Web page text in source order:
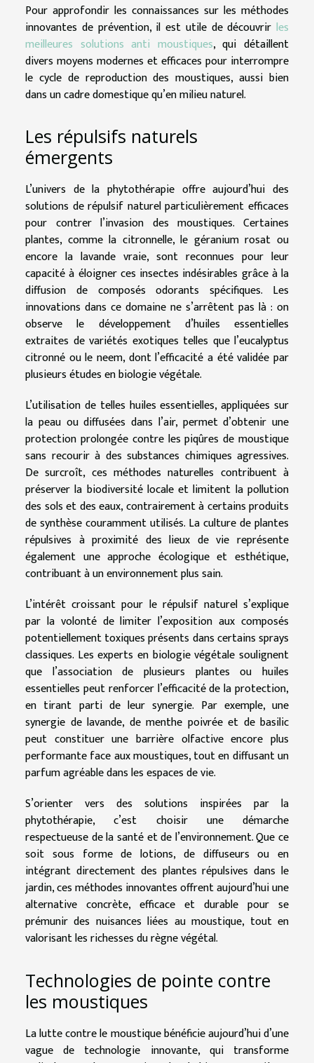
Pour approfondir les connaissances sur les méthodes
innovantes de prévention, il est utile de découvrir les
meilleures solutions anti moustiques, qui détaillent
divers moyens modernes et efficaces pour interrompre
le cycle de reproduction des moustiques, aussi bien
dans un cadre domestique qu’en milieu naturel.
Les répulsifs naturels
émergents
L’univers de la phytothérapie offre aujourd’hui des
solutions de répulsif naturel particulièrement efficaces
pour contrer l’invasion des moustiques. Certaines
plantes, comme la citronnelle, le géranium rosat ou
encore la lavande vraie, sont reconnues pour leur
capacité à éloigner ces insectes indésirables grâce à la
diffusion de composés odorants spécifiques. Les
innovations dans ce domaine ne s’arrêtent pas là : on
observe le développement d’huiles essentielles
extraites de variétés exotiques telles que l’eucalyptus
citronné ou le neem, dont l’efficacité a été validée par
plusieurs études en biologie végétale.
L’utilisation de telles huiles essentielles, appliquées sur
la peau ou diffusées dans l’air, permet d’obtenir une
protection prolongée contre les piqûres de moustique
sans recourir à des substances chimiques agressives.
De surcroît, ces méthodes naturelles contribuent à
préserver la biodiversité locale et limitent la pollution
des sols et des eaux, contrairement à certains produits
de synthèse couramment utilisés. La culture de plantes
répulsives à proximité des lieux de vie représente
également une approche écologique et esthétique,
contribuant à un environnement plus sain.
L’intérêt croissant pour le répulsif naturel s’explique
par la volonté de limiter l’exposition aux composés
potentiellement toxiques présents dans certains sprays
classiques. Les experts en biologie végétale soulignent
que l’association de plusieurs plantes ou huiles
essentielles peut renforcer l’efficacité de la protection,
en tirant parti de leur synergie. Par exemple, une
synergie de lavande, de menthe poivrée et de basilic
peut constituer une barrière olfactive encore plus
performante face aux moustiques, tout en diffusant un
parfum agréable dans les espaces de vie.
S’orienter vers des solutions inspirées par la
phytothérapie, c’est choisir une démarche
respectueuse de la santé et de l’environnement. Que ce
soit sous forme de lotions, de diffuseurs ou en
intégrant directement des plantes répulsives dans le
jardin, ces méthodes innovantes offrent aujourd’hui une
alternative concrète, efficace et durable pour se
prémunir des nuisances liées au moustique, tout en
valorisant les richesses du règne végétal.
Technologies de pointe contre
les moustiques
La lutte contre le moustique bénéficie aujourd’hui d’une
vague de technologie innovante, qui transforme